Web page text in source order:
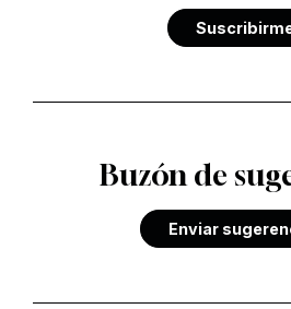
Buzón de
Enviar